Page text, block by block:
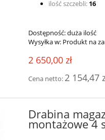
ilość szczebli:16
Dostępność:duża ilość
Wysyłka w: Produkt na
2 650,00 zł
Cena netto: 2 154,47
Drabina
montażowe 4